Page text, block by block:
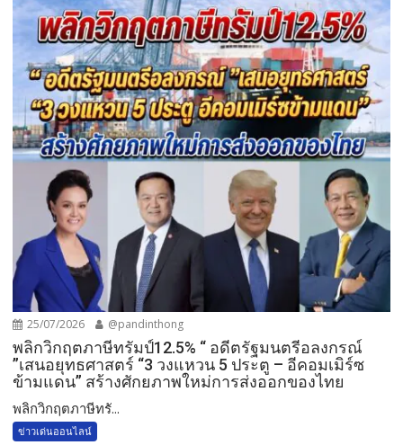
25/07/2026 @pandinthong
พลิกวิกฤตภาษีทรัมป์12.5% “ อดีตรัฐมนตรีอลงกรณ์
”เสนอยุทธศาสตร์ “3 วงแหวน 5 ประตู – อีคอมเมิร์ซ
ข้ามแดน” สร้างศักยภาพใหม่การส่งออกของไทย
พลิกวิกฤตภาษีทรั...
ข่าวเด่นออนไลน์